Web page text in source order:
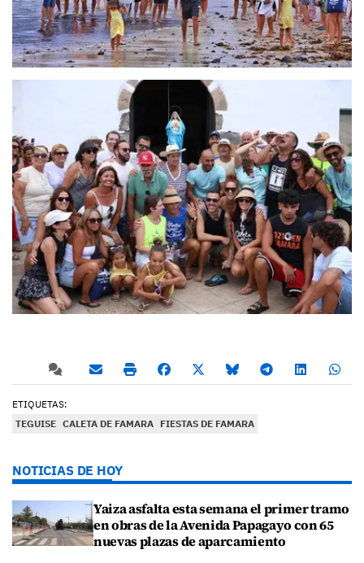
ETIQUETAS:
TEGUISE CALETA DE FAMARA FIESTAS DE FAMARA
NOTICIAS DE HOY
Yaiza asfalta esta semana el primer tramo
en obras de la Avenida Papagayo con 65
nuevas plazas de aparcamiento